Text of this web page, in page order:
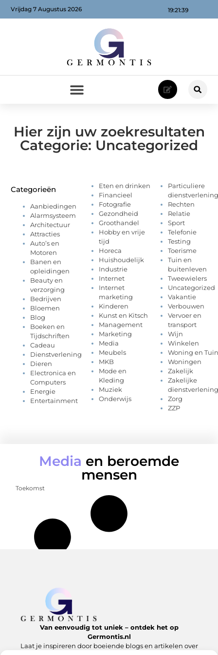
19:21:39
Vrijdag 7 Augustus 2026
Hier zijn uw zoekresultaten
Categorie: Uncategorized
Categorieën
Aanbiedingen
Alarmsysteem
Architectuur
Attracties
Auto’s en
Motoren
Banen en
opleidingen
Beauty en
verzorging
Bedrijven
Bloemen
Blog
Boeken en
Tijdschriften
Cadeau
Dienstverlening
Dieren
Electronica en
Computers
Energie
Entertainment
Eten en drinken
Financieel
Fotografie
Gezondheid
Groothandel
Hobby en vrije
tijd
Horeca
Huishoudelijk
Industrie
Internet
Internet
marketing
Kinderen
Kunst en Kitsch
Management
Marketing
Media
Meubels
MKB
Mode en
Kleding
Muziek
Onderwijs
Particuliere
dienstverlening
Rechten
Relatie
Sport
Telefonie
Testing
Toerisme
Tuin en
buitenleven
Tweewielers
Uncategorized
Vakantie
Verbouwen
Vervoer en
transport
Wijn
Winkelen
Woning en Tuin
Woningen
Zakelijk
Zakelijke
dienstverlening
Zorg
ZZP
Media en beroemde
mensen
Toekomst
Van eenvoudig tot uniek – ontdek het op
Germontis.nl
Laat je inspireren door boeiende blogs en artikelen over